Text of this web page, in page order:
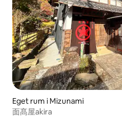
Eget rum i Mizunami
面髙屋akira